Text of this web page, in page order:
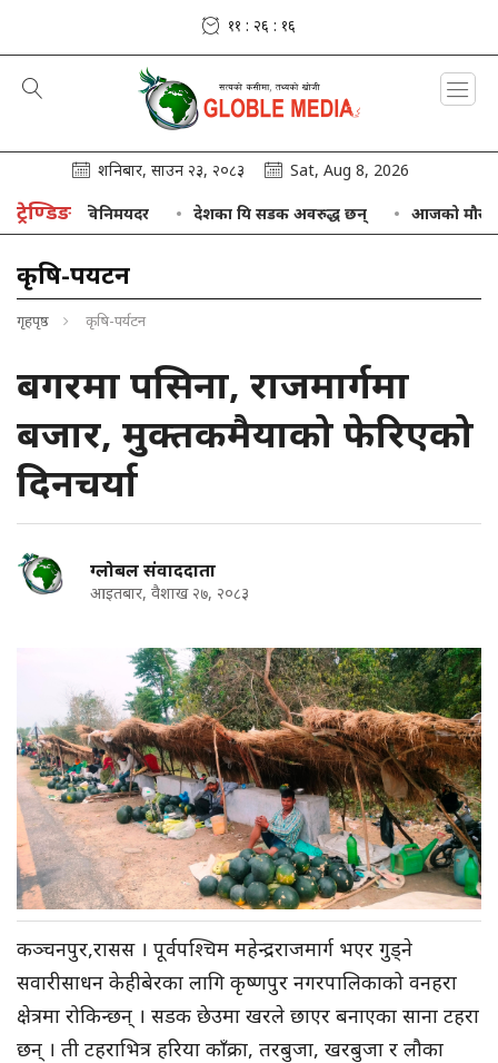
११ : २६ : १७
शनिबार, साउन २३, २०८३ Sat, Aug 8, 2026
ट्रेण्डिङ
विनिमयदर देशका यि सडक अवरुद्ध छन् आजको मौसम : केही
कृषि-पर्यटन
गृहपृष्ठ कृषि-पर्यटन
बगरमा पसिना, राजमार्गमा
बजार, मुक्तकमैयाको फेरिएको
दिनचर्या
ग्लोबल संवाददाता
आइतबार, वैशाख २७, २०८३
कञ्चनपुर,रासस । पूर्वपश्चिम महेन्द्रराजमार्ग भएर गुड्ने
सवारीसाधन केहीबेरका लागि कृष्णपुर नगरपालिकाको वनहरा
क्षेत्रमा रोकिन्छन् । सडक छेउमा खरले छाएर बनाएका साना टहरा
छन् । ती टहराभित्र हरिया काँक्रा, तरबुजा, खरबुजा र लौका